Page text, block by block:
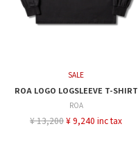
SALE
ROA LOGO LOGSLEEVE T-SHIRT
ROA
¥ 13,200¥ 9,240 inc tax